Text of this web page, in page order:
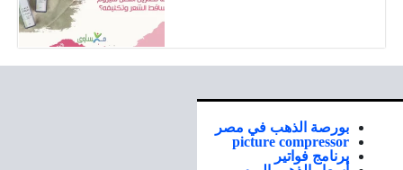
بورصة الذهب في مصر
picture compressor
برنامج فواتير